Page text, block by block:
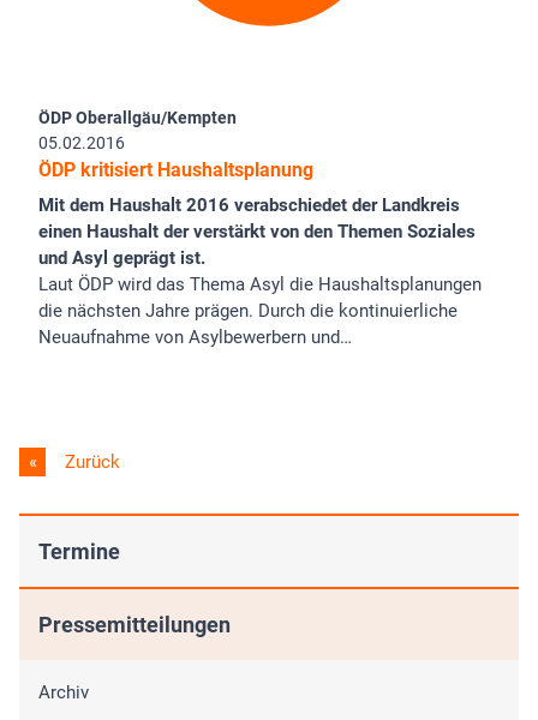
ÖDP Oberallgäu/Kempten
05.02.2016
ÖDP kritisiert Haushaltsplanung
Mit dem Haushalt 2016 verabschiedet der Landkreis
einen Haushalt der verstärkt von den Themen Soziales
und Asyl geprägt ist.
Laut ÖDP wird das Thema Asyl die Haushaltsplanungen
die nächsten Jahre prägen. Durch die kontinuierliche
Neuaufnahme von Asylbewerbern und…
Zurück
Termine
Pressemitteilungen
Archiv